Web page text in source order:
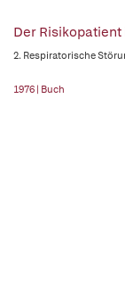
Der
2. Respiratorische
1976 | Buch